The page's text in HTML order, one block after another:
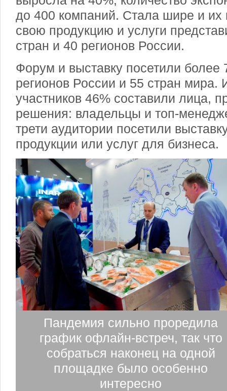
до 400 компаний. Стала шире и их
свою продукцию и услуги
стран и 40 регионов России.
Форум и выставку посетили более
регионов России и 55 стран мира.
участников 46% составили лица,
решения: владельцы и топ-
трети аудитории посетили
продукции или услуг для бизнеса.
Пандемия сильно проредила
график офлайн-встреч, так что
собраться наконец на одной
площадке было особенно
интересно